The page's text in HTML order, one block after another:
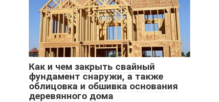
Как и чем закрыть свайный
фундамент снаружи, а также
облицовка и обшивка основания
деревянного дома